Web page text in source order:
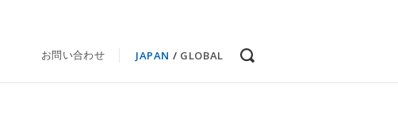
お問い合わせ JAPAN / GLOBAL